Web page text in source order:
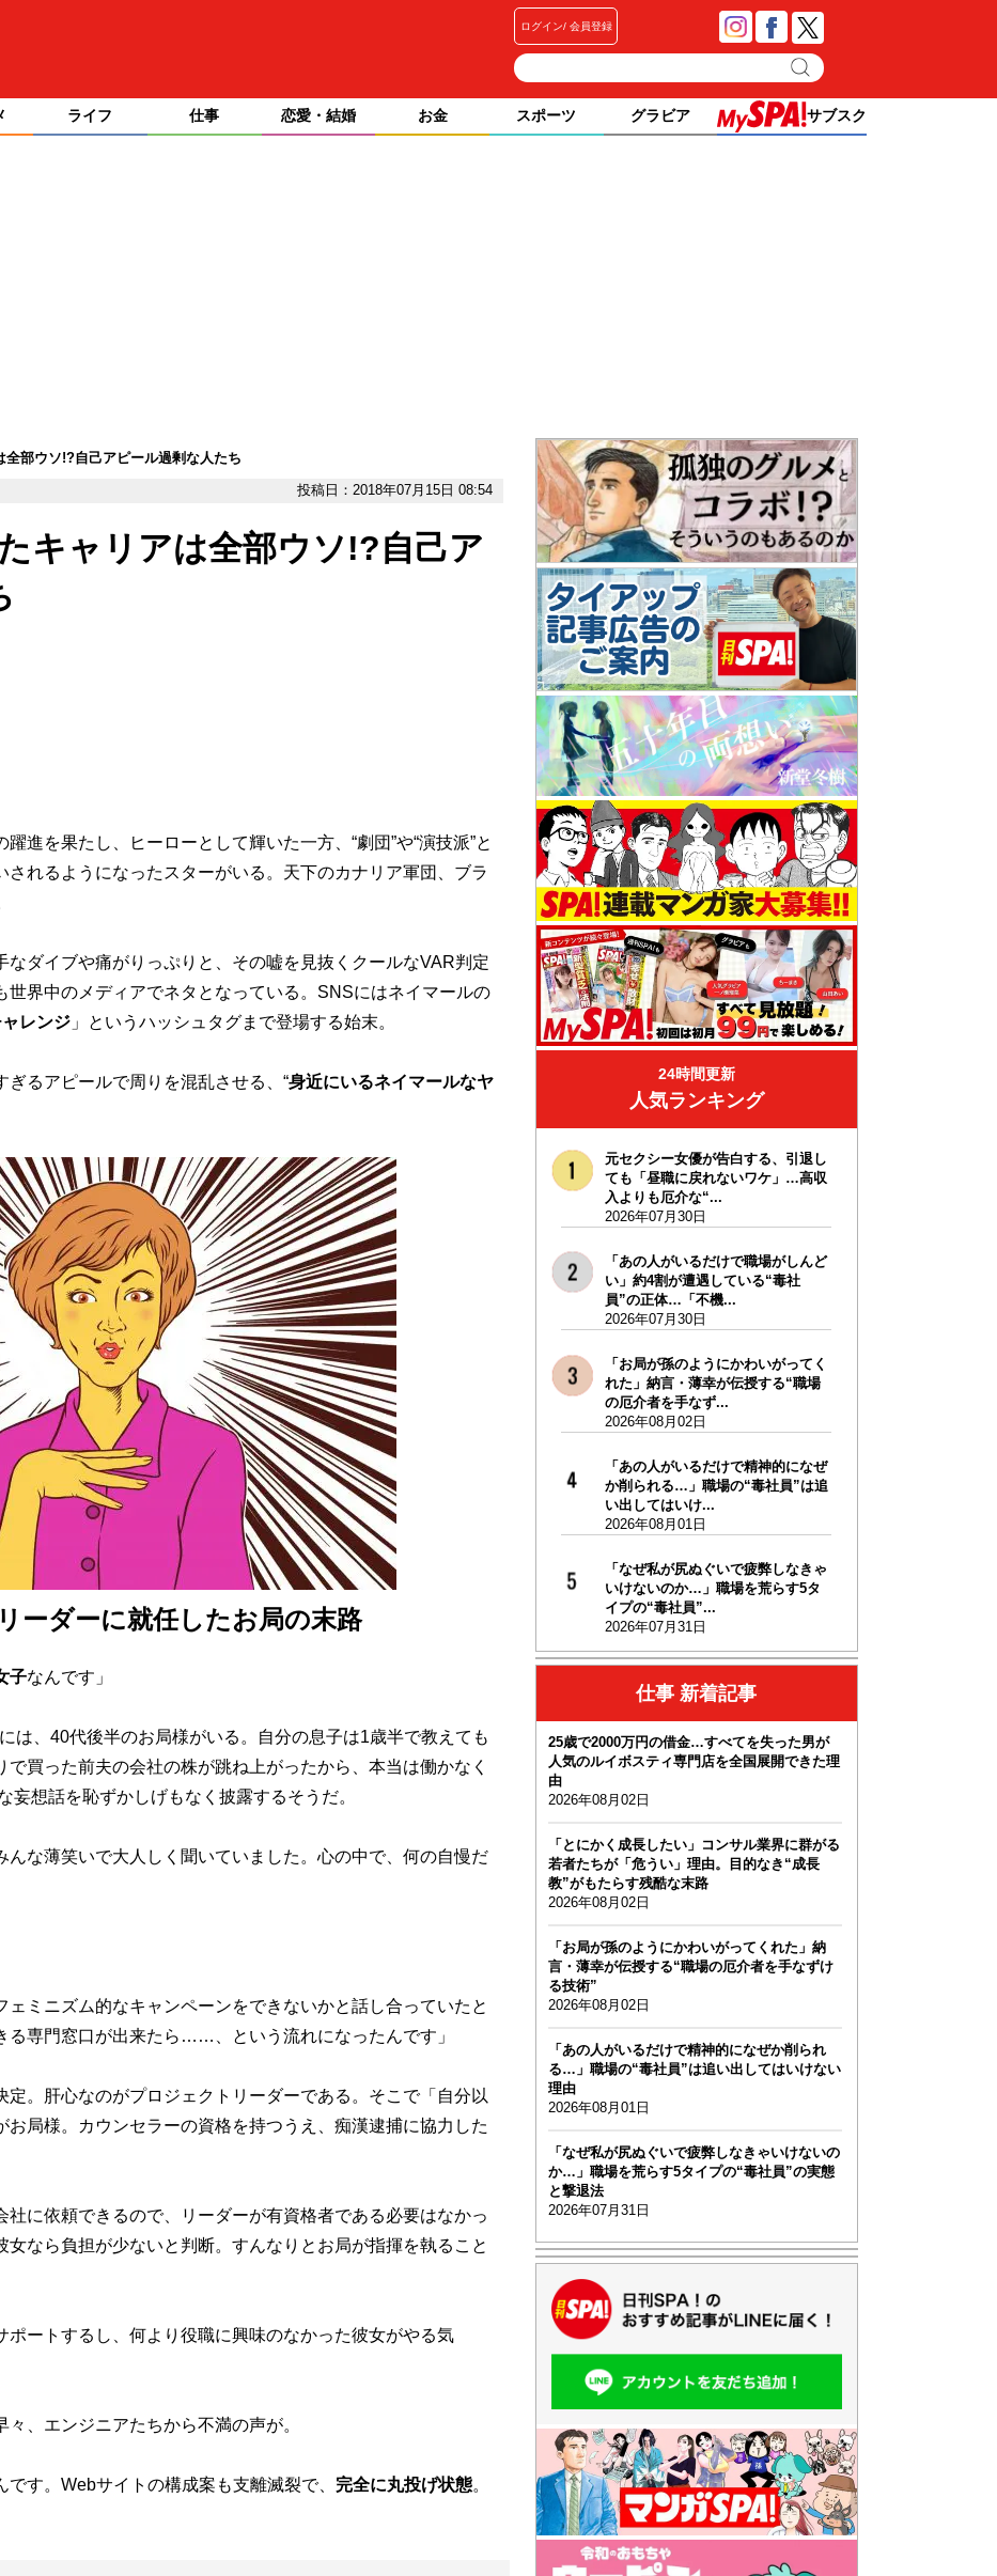
ログイン 会員登録
ライフ 仕事 恋愛・結婚 お金 スポーツ グラビア サブスク
部ウソ!?自己アピール過剰な人たち
投稿日：2018年07月15日 08:54
キャリアは全部ウソ!?自己ア
進を果たし、ヒーローとして輝いた一方、“劇団”や“演技派”と
れるようになったスターがいる。天下のカナリア軍団、ブラ
ダイブや痛がりっぷりと、その嘘を見抜くクールなVAR判定
世界中のメディアでネタとなっている。SNSにはネイマールの
レンジ」というハッシュタグまで登場する始末。
るアピールで周りを混乱させる、“身近にいるネイマールなヤ
ーダーに就任したお局の末路
子なんです」
は、40代後半のお局様がいる。自分の息子は1歳半で教えても
買った前夫の会社の株が跳ね上がったから、本当は働かなく
想話を恥ずかしげもなく披露するそうだ。
んな薄笑いで大人しく聞いていました。心の中で、何の自慢だ
ェミニズム的なキャンペーンをできないかと話し合っていたと
る専門窓口が出来たら……、という流れになったんです」
。肝心なのがプロジェクトリーダーである。そこで「自分以
お局様。カウンセラーの資格を持つうえ、痴漢逮捕に協力した
に依頼できるので、リーダーが有資格者である必要はなかっ
なら負担が少ないと判断。すんなりとお局が指揮を執ること
ポートするし、何より役職に興味のなかった彼女がやる気
、エンジニアたちから不満の声が。
です。Webサイトの構成案も支離滅裂で、 完全に丸投げ状態。
24時間更新
人気ランキング
元セクシー女優が告白する、引退し
ても「昼職に戻れないワケ」…高収
入よりも厄介な“...
2026年07月30日
「あの人がいるだけで職場がしんど
い」約4割が遭遇している“毒社
員”の正体…「不機...
2026年07月30日
「お局が孫のようにかわいがってく
れた」納言・薄幸が伝授する“職場
の厄介者を手なず...
2026年08月02日
「あの人がいるだけで精神的になぜ
か削られる…」職場の“毒社員”は追
い出してはいけ...
2026年08月01日
「なぜ私が尻ぬぐいで疲弊しなきゃ
いけないのか…」職場を荒らす5タ
イプの“毒社員”...
2026年07月31日
仕事 新着記事
25歳で2000万円の借金…すべてを失った男が
人気のルイボスティ専門店を全国展開できた理
由
2026年08月02日
「とにかく成長したい」コンサル業界に群がる
若者たちが「危うい」理由。目的なき“成長
教”がもたらす残酷な末路
2026年08月02日
「お局が孫のようにかわいがってくれた」納
言・薄幸が伝授する“職場の厄介者を手なずけ
る技術”
2026年08月02日
「あの人がいるだけで精神的になぜか削られ
る…」職場の“毒社員”は追い出してはいけない
理由
2026年08月01日
「なぜ私が尻ぬぐいで疲弊しなきゃいけないの
か…」職場を荒らす5タイプの“毒社員”の実態
と撃退法
2026年07月31日